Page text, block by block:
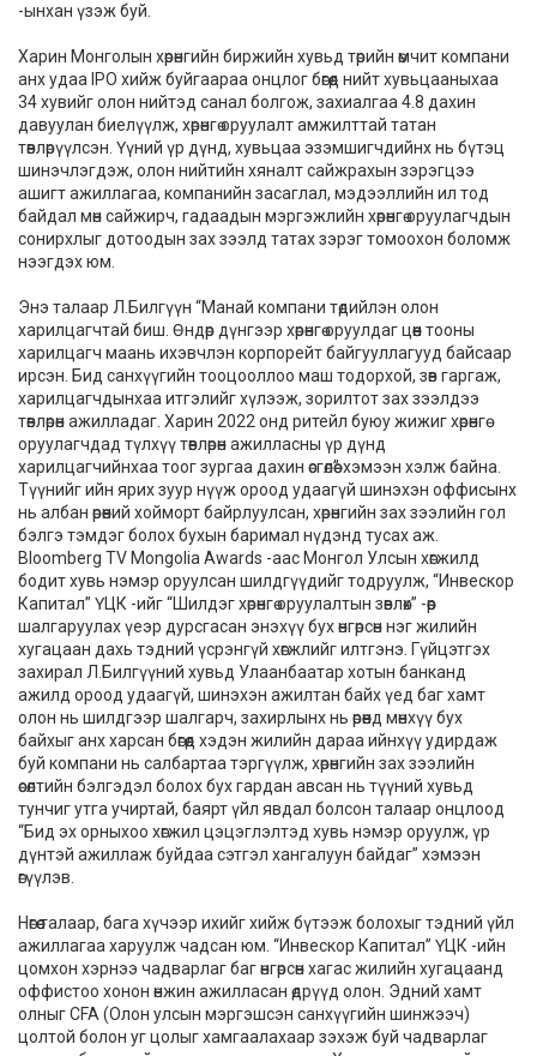
-ынхан үзэж буй.
Харин Монголын хөрөнгийн биржийн хувьд төрийн өмчит компани
анх удаа IPO хийж буйгаараа онцлог бөгөөд нийт хувьцааныхаа
34 хувийг олон нийтэд санал болгож, захиалгаа 4.8 дахин
давуулан биелүүлж, хөрөнгө оруулалт амжилттай татан
төвлөрүүлсэн. Үүний үр дүнд, хувьцаа эзэмшигчдийнх нь бүтэц
шинэчлэгдэж, олон нийтийн хяналт сайжрахын зэрэгцээ
ашигт ажиллагаа, компанийн засаглал, мэдээллийн ил тод
байдал мөн сайжирч, гадаадын мэргэжлийн хөрөнгө оруулагчдын
сонирхлыг дотоодын зах зээлд татах зэрэг томоохон боломж
нээгдэх юм.
Энэ талаар Л.Билгүүн “Манай компани төдийлэн олон
харилцагчтай биш. Өндөр дүнгээр хөрөнгө оруулдаг цөөн тооны
харилцагч маань ихэвчлэн корпорейт байгууллагууд байсаар
ирсэн. Бид санхүүгийн тооцооллоо маш тодорхой, зөв гаргаж,
харилцагчдынхаа итгэлийг хүлээж, зорилтот зах зээлдээ
төвлөрөн ажилладаг. Харин 2022 онд ритейл буюу жижиг хөрөнгө
оруулагчдад түлхүү төвлөрөн ажилласны үр дүнд
харилцагчийнхаа тоог зургаа дахин өсгөлөө” хэмээн хэлж байна.
Түүнийг ийн ярих зуур нүүж ороод удаагүй шинэхэн оффисынх
нь албан өрөөний хойморт байрлуулсан, хөрөнгийн зах зээлийн гол
бэлгэ тэмдэг болох бухын баримал нүдэнд тусах аж.
Bloomberg TV Mongolia Awards -аас Монгол Улсын хөгжилд
бодит хувь нэмэр оруулсан шилдгүүдийг тодруулж, “Инвескор
Капитал” ҮЦК -ийг “Шилдэг хөрөнгө оруулалтын зөвлөх” -өөр
шалгаруулах үеэр дурсгасан энэхүү бух өнгөрсөн нэг жилийн
хугацаан дахь тэдний үсрэнгүй хөгжлийг илтгэнэ. Гүйцэтгэх
захирал Л.Билгүүний хувьд Улаанбаатар хотын банканд
ажилд ороод удаагүй, шинэхэн ажилтан байх үед баг хамт
олон нь шилдгээр шалгарч, захирлынх нь өрөөнд мөнхүү бух
байхыг анх харсан бөгөөд хэдэн жилийн дараа ийнхүү удирдаж
буй компани нь салбартаа тэргүүлж, хөрөнгийн зах зээлийн
өсөлтийн бэлгэдэл болох бух гардан авсан нь түүний хувьд
тунчиг утга учиртай, баярт үйл явдал болсон талаар онцлоод
“Бид эх орныхоо хөгжил цэцэглэлтэд хувь нэмэр оруулж, үр
дүнтэй ажиллаж буйдаа сэтгэл хангалуун байдаг” хэмээн
өгүүлэв.
Нөгөө талаар, бага хүчээр ихийг хийж бүтээж болохыг тэдний үйл
ажиллагаа харуулж чадсан юм. “Инвескор Капитал” ҮЦК -ийн
цомхон хэрнээ чадварлаг баг өнгөрсөн хагас жилийн хугацаанд
оффистоо хонон өнжин ажилласан өдрүүд олон. Эдний хамт
олныг CFA (Олон улсын мэргэшсэн санхүүгийн шинжээч)
цолтой болон уг цолыг хамгаалахаар зэхэж буй чадварлаг